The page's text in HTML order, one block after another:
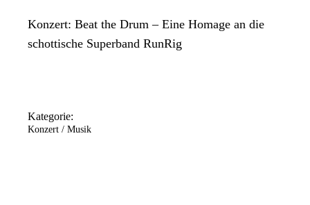
Konzert: Beat the Drum – Eine Homage an die
schottische Superband RunRig
Kategorie:
Konzert / Musik